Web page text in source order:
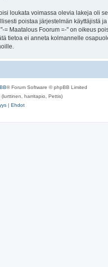
loukata voimassa olevia lakeja oli
poistaa järjestelmän käyttäjistä
Maatalous Foorum =-" on oikeus
tietoa ei anneta kolmannelle
® Forum Software © phpBB Limited
harritapio, Pettis)
| Ehdot